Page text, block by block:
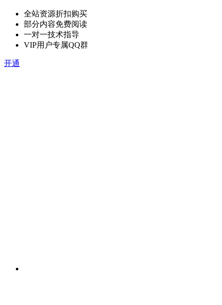
全站资源折扣购买
部分内容免费阅读
一对一技术指导
VIP用户专属QQ群
开通